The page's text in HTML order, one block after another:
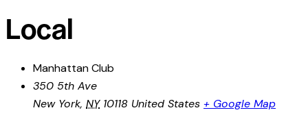
Local
Manhattan Club
350 5th Ave
New York, NY 10118 United States + Google Map